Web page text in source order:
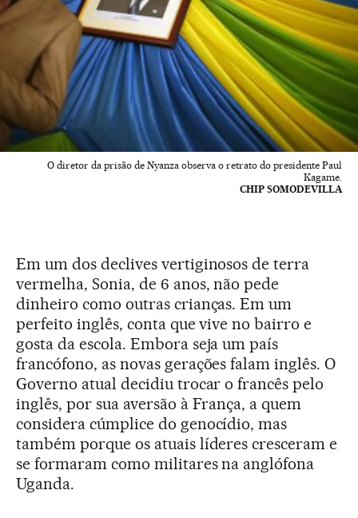
O diretor da prisão de Nyanza observa o retrato do presidente Paul
Kagame.
CHIP SOMODEVILLA
Em um dos declives vertiginosos de terra
vermelha, Sonia, de 6 anos, não pede
dinheiro como outras crianças. Em um
perfeito inglês, conta que vive no bairro e
gosta da escola. Embora seja um país
francófono, as novas gerações falam inglês. O
Governo atual decidiu trocar o francês pelo
inglês, por sua aversão à França, a quem
considera cúmplice do genocídio, mas
também porque os atuais líderes cresceram e
se formaram como militares na anglófona
Uganda.